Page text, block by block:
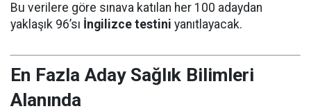
Bu verilere göre sınava katılan her 100 adaydan
yaklaşık 96’sı İngilizce testini yanıtlayacak.
En Fazla Aday Sağlık Bilimleri
Alanında